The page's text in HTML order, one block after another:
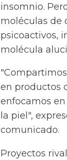
insomnio.
moléculas de
psicoactivos,
molécula
en productos
enfocamos
la piel",
comunicado.
Proyectos